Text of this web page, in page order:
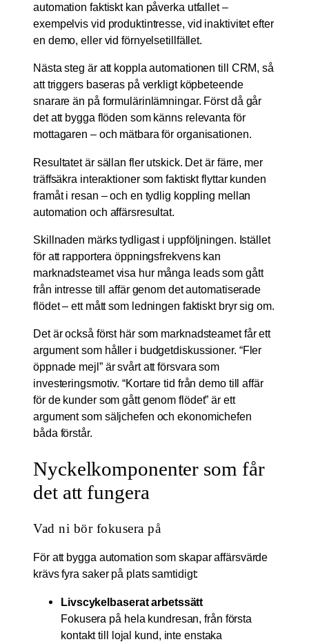
automation faktiskt kan påverka utfallet –
exempelvis vid produktintresse, vid inaktivitet efter
en demo, eller vid förnyelsetillfället.
Nästa steg är att koppla automationen till CRM, så
att triggers baseras på verkligt köpbeteende
snarare än på formulärinlämningar. Först då går
det att bygga flöden som känns relevanta för
mottagaren – och mätbara för organisationen.
Resultatet är sällan fler utskick. Det är färre, mer
träffsäkra interaktioner som faktiskt flyttar kunden
framåt i resan – och en tydlig koppling mellan
automation och affärsresultat.
Skillnaden märks tydligast i uppföljningen. Istället
för att rapportera öppningsfrekvens kan
marknadsteamet visa hur många leads som gått
från intresse till affär genom det automatiserade
flödet – ett mått som ledningen faktiskt bryr sig om.
Det är också först här som marknadsteamet får ett
argument som håller i budgetdiskussioner. “Fler
öppnade mejl” är svårt att försvara som
investeringsmotiv. “Kortare tid från demo till affär
för de kunder som gått genom flödet” är ett
argument som säljchefen och ekonomichefen
båda förstår.
Nyckelkomponenter som får
det att fungera
Vad ni bör fokusera på
För att bygga automation som skapar affärsvärde
krävs fyra saker på plats samtidigt:
Livscykelbaserat arbetssätt
Fokusera på hela kundresan, från första
kontakt till lojal kund, inte enstaka